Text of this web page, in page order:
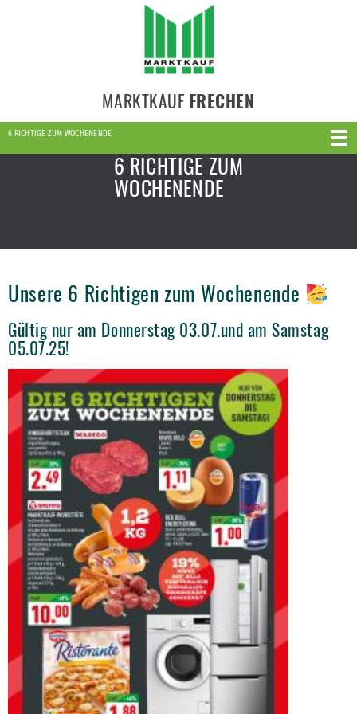
MARKTKAUF FRECHEN
6 RICHTIGE ZUM WOCHENENDE
6 RICHTIGE ZUM
WOCHENENDE
Unsere 6 Richtigen zum Wochenende
Gültig nur am Donnerstag 03.07.und am Samstag
05.07.25!